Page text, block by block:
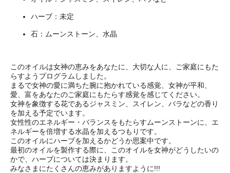
ハーブ：未定
石：ムーンストーン、水晶
このオイルは女神の恵みをあなたに、大切な人に、ご家庭にもた
らすようプログラムしました。
まるで女神の愛に満ちた腕に抱かれている感覚、女神が平和、
愛、富をあなたのご家庭にもたらす感覚を感じてください。
女神を象徴する花であるジャスミン、スイレン、バラなどの香り
を加える予定でいます。
女性性のエネルギー・バランスをもたらすムーンストーンに、エ
ネルギーを倍増する水晶を加えるつもりです。
このオイルにハーブを加えるかどうか思案中です。
最初のオイルを製作する際に、このオイルを女神がどうしたいの
かで、ハーブについては決まります。
みなさまにたくさんの恵みがありますように!!!